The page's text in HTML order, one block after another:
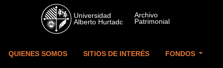
Skip to main content
QUIENES SOMOS SITIOS DE INTERÉS FONDOS